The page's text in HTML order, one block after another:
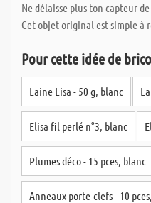
Ne délaisse plus ton capteur
Cet objet original est simple à
Pour cette idée de
Laine Lisa - 50 g, blanc
Elisa fil perlé n°3, blanc
Plumes déco - 15 pces, blanc
Anneaux porte-clefs - 10